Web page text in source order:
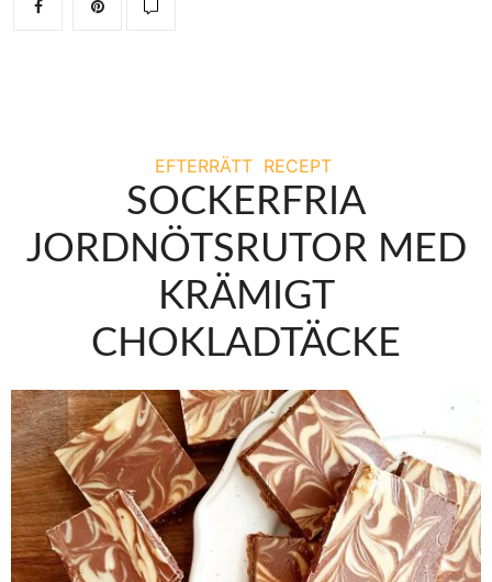
EFTERRÄTT RECEPT
SOCKERFRIA
JORDNÖTSRUTOR MED
KRÄMIGT
CHOKLADTÄCKE